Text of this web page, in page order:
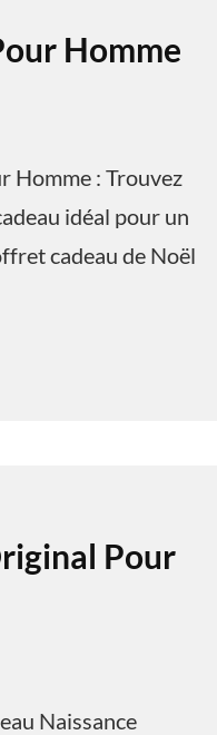
Homme
Homme : Trouvez
idéal pour un
cadeau de Noël
Pour
Naissance